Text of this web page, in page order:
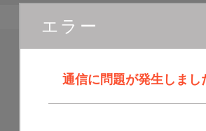
エラー
通信に問題が発生しま